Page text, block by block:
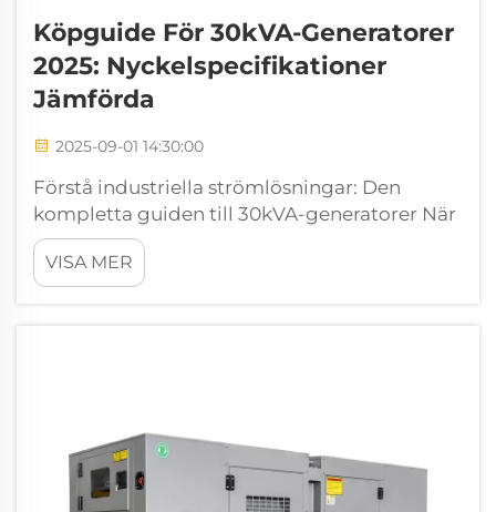
Köpguide För 30kVA-Generatorer
2025: Nyckelspecifikationer
Jämförda
2025-09-01 14:30:00
Förstå industriella strömlösningar: Den
kompletta guiden till 30kVA-generatorer När
det gäller pålitliga strömlösningar för
medelstora kommersiella verksamheter,
byggarbetsplatser eller reservsystem sticker
VISA MER